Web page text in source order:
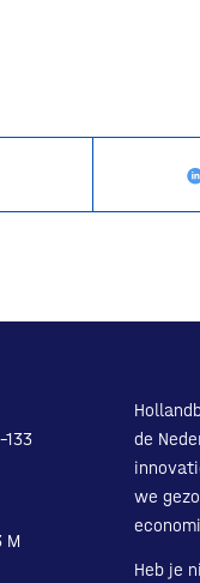
133
M
de
we
Heb je